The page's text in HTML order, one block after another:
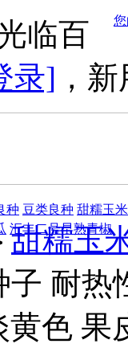
临百
录] ，
汇丰二号早熟青椒
种 豆类良种 甜糯玉米
甜糯玉
子 耐
色 果